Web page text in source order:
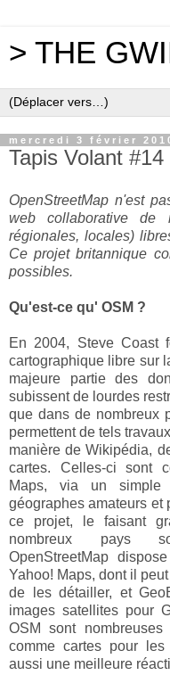
> THE
mercredi 3 février
Tapis Volant
OpenStreetMap n'est
web collaborative de
régionales, locales)
Ce projet britannique
possibles.
Qu'est-ce qu' OSM ?
En 2004, Steve Coast
cartographique libre sur
majeure partie des
subissent de lourdes
que dans de nombreux
permettent de tels
manière de Wikipédia,
cartes. Celles-ci sont
Maps, via un simple
géographes amateurs et
ce projet, le faisant
nombreux pays
OpenStreetMap
Yahoo! Maps, dont il
de les détailler, et
images satellites pour
OSM sont
comme cartes pour
aussi une meilleure